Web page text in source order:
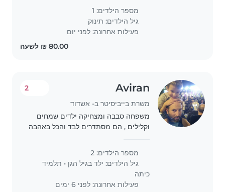
hours per day (mid-day) 📍
Ra'anana 🎯 Looking for
someone experienced with
infants 👩..
מספר הילדים: 1
גיל הילדים: תינוק
פעילות אחרונה: לפני יום
Aviran
משרת בייביסיטר ב- אשדוד
2
משפחה סבבה ומצחיקה ילדים שמחים
וקלילים , הם מסתדרים לבד והכל באהבה
מספר הילדים: 2
גיל הילדים: ילד בגיל הגן • תלמיד
כיתה
פעילות אחרונה: לפני 6 ימים